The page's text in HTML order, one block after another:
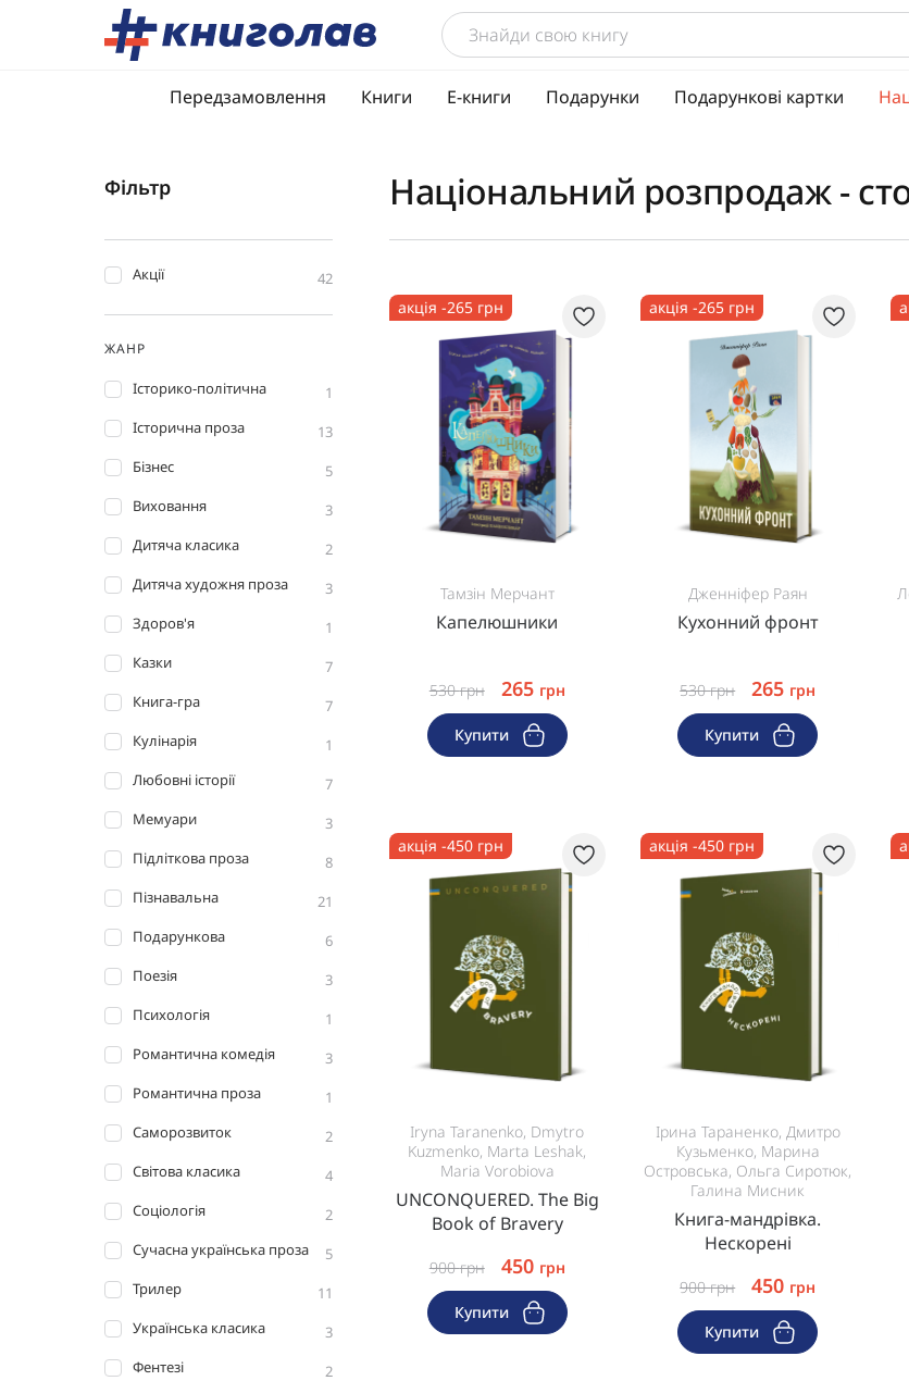
Передзамовлення Книги Е-книги Подарунки Подарункові картки
Фільтр
Акції 42
ЖАНР
Історико-політична
1
Історична проза
13
Бізнес
5
Виховання
3
Дитяча класика
2
Дитяча художня проза
3
Здоров'я
1
Казки
7
Книга-гра
7
Кулінарія
1
Любовні історії
7
Мемуари
3
Підліткова проза
8
Пізнавальна
21
Подарункова
6
Поезія
3
Психологія
1
Романтична комедія
3
Романтична проза
1
Саморозвиток
2
Світова класика
4
Соціологія
2
Сучасна українська проза
5
Трилер
11
Українська класика
3
Фентезі
2
Національний розпродаж -
акція -265 грн
Тамзін Мерчант
Капелюшники
530грн 265 грн
Купити
акція -265 грн
Дженніфер Раян
Кухонний фронт
530грн 265 грн
Купити
акція -450 грн
Iryna Taranenko, Dmytro
Kuzmenko, Marta Leshak,
Maria Vorobiova
UNCONQUERED. The Big
Book of Bravery
900грн 450 грн
Купити
акція -450 грн
Ірина Тараненко, Дмитро
Кузьменко, Марина
Островська, Ольга Сиротюк,
Галина Мисник
Книга-мандрівка.
Нескорені
900грн 450 грн
Купити